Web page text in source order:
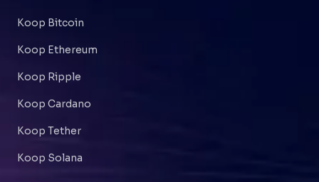
Koop Bitcoin
Koop Ethereum
Koop Ripple
Koop Cardano
Koop Tether
Koop Solana